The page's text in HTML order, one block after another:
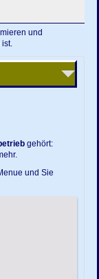
und
gehört:
und Sie